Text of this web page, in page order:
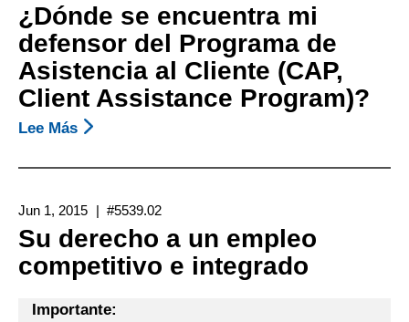
Cierre
De
Los
Casos
De
Servicios
Vocacional
¿Dónde se encuentra mi
defensor del Programa de
Asistencia al Cliente (CAP,
Client Assistance Program)?
Lee Más Sobre
Se
Mi
Defensor
Del
De
Jun 1, 2015 #5539.02
Su derecho a un empleo
competitivo e integrado
Importante: